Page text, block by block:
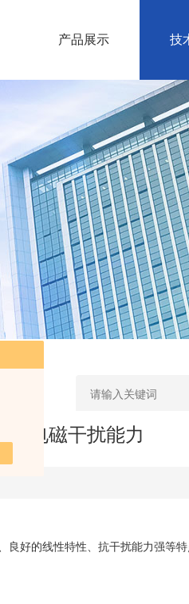
产品展示 技
抗电磁干扰能力
好的线性特性、抗干扰能力强等特